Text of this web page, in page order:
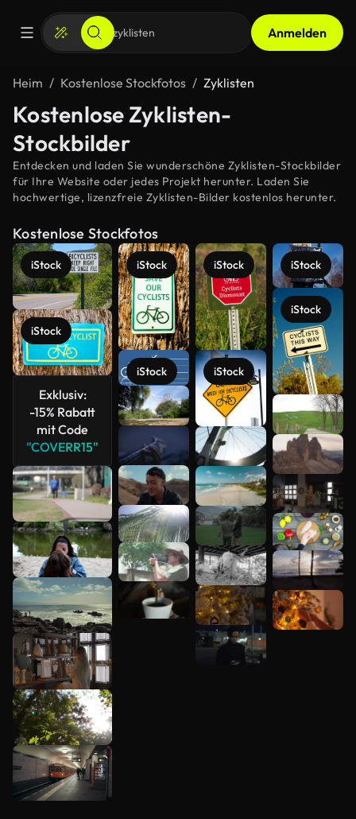
Anmelden
Heim Kostenlose Stockfotos Zyklisten
Kostenlose Zyklisten-
Stockbilder
Entdecken und laden Sie wunderschöne Zyklisten-Stockbilder
für Ihre Website oder jedes Projekt herunter. Laden Sie
hochwertige, lizenzfreie Zyklisten-Bilder kostenlos herunter.
Kostenlose Stockfotos
iStock
iStock
Exklusiv:
-15% Rabatt
mit Code
"COVERR15"
iStock
iStock
iStock
iStock
iStock
iStock
Mehr
anzeigen